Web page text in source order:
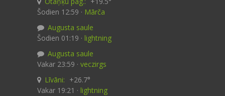
Šodien 12:59 · Mārča
Augusta saule
Šodien 01:19 · lightning
Augusta saule
Vakar 23:59 · veczirgs
Līvāni: +26.7°
Vakar 19:21 · lightning